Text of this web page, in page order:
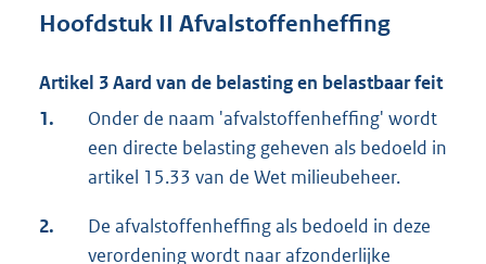
Hoofdstuk II Afvalstoffenheffing
Artikel 3 Aard van de belasting en belastbaar feit
1.
Onder de naam 'afvalstoffenheffing' wordt
een directe belasting geheven als bedoeld in
artikel 15.33 van de Wet milieubeheer.
2.
De afvalstoffenheffing als bedoeld in deze
verordening wordt naar afzonderlijke